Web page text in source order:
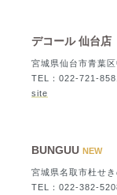
デコール 仙台店
宮城県仙台市青葉
TEL：022-721-
site
BUNGUU NEW
宮城県名取市杜せ
TEL：022-382-